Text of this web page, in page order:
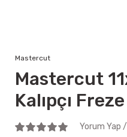
Mastercut
Mastercut
Kalıpçı Freze
Yorum Yap